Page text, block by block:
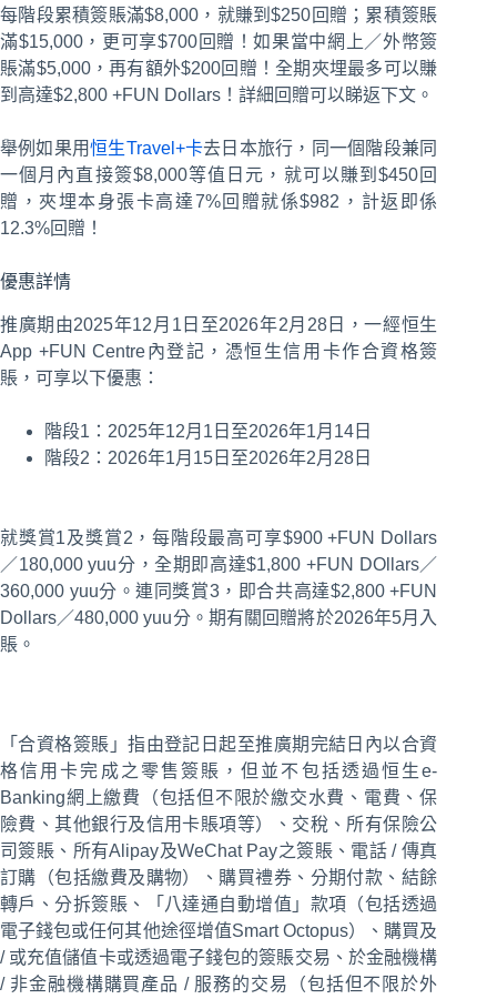
每階段累積簽賬滿$8,000，就賺到$250回贈；累積簽賬
滿$15,000，更可享$700回贈！如果當中網上／外幣簽
賬滿$5,000，再有額外$200回贈！全期夾埋最多可以賺
到高達$2,800 +FUN Dollars！詳細回贈可以睇返下文。
舉例如果用恒生Travel+卡去日本旅行，同一個階段兼同
一個月內直接簽$8,000等值日元，就可以賺到$450回
贈，夾埋本身張卡高達7%回贈就係$982，計返即係
12.3%回贈！
優惠詳情
推廣期由2025年12月1日至2026年2月28日，一經恒生
App +FUN Centre內登記，憑恒生信用卡作合資格簽
賬，可享以下優惠：
階段1：2025年12月1日至2026年1月14日
階段2：2026年1月15日至2026年2月28日
就獎賞1及獎賞2，每階段最高可享$900 +FUN Dollars
／180,000 yuu分，全期即高達$1,800 +FUN DOllars／
360,000 yuu分。連同獎賞3，即合共高達$2,800 +FUN
Dollars／480,000 yuu分。期有關回贈將於2026年5月入
賬。
「合資格簽賬」指由登記日起至推廣期完結日內以合資
格信用卡完成之零售簽賬，但並不包括透過恒生e-
Banking網上繳費（包括但不限於繳交水費、電費、保
險費、其他銀行及信用卡賬項等）、交稅、所有保險公
司簽賬、所有Alipay及WeChat Pay之簽賬、電話 / 傳真
訂購（包括繳費及購物）、購買禮券、分期付款、結餘
轉戶、分拆簽賬、「八達通自動增值」款項（包括透過
電子錢包或任何其他途徑增值Smart Octopus）、購買及
/ 或充值儲值卡或透過電子錢包的簽賬交易、於金融機構
/ 非金融機構購買產品 / 服務的交易（包括但不限於外